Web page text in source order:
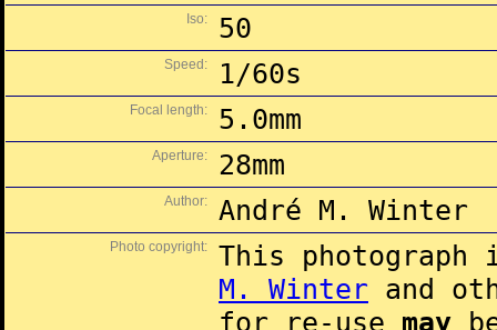
Iso: 50
Speed: 1/60s
Focal length: 5.0mm
Aperture: 28mm
Author: André M. Winter
Photo copyright:
This
M. Winter and
for re-use may